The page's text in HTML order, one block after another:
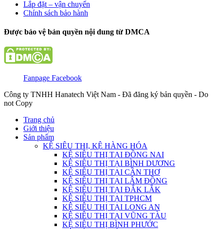
Lắp đặt – vận chuyển
Chính sách bảo hành
Được bảo vệ bản quyền nội dung từ DMCA
Fanpage Facebook
Công ty TNHH Hanatech Việt Nam - Đã đăng ký bản quyền - Do
not Copy
Trang chủ
Giới thiệu
Sản phẩm
KỆ SIÊU THỊ, KỆ HÀNG HÓA
KỆ SIÊU THỊ TẠI ĐỒNG NAI
KỆ SIÊU THỊ TẠI BÌNH DƯƠNG
KỆ SIÊU THỊ TẠI CẦN THƠ
KỆ SIÊU THỊ TẠI LÂM ĐỒNG
KỆ SIÊU THỊ TẠI ĐẮK LẮK
KỆ SIÊU THỊ TẠI TPHCM
KỆ SIÊU THỊ TẠI LONG AN
KỆ SIÊU THỊ TẠI VŨNG TÀU
KỆ SIÊU THỊ BÌNH PHƯỚC